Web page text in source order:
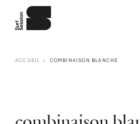
ACCUEIL COMBINAISON BLANCHE